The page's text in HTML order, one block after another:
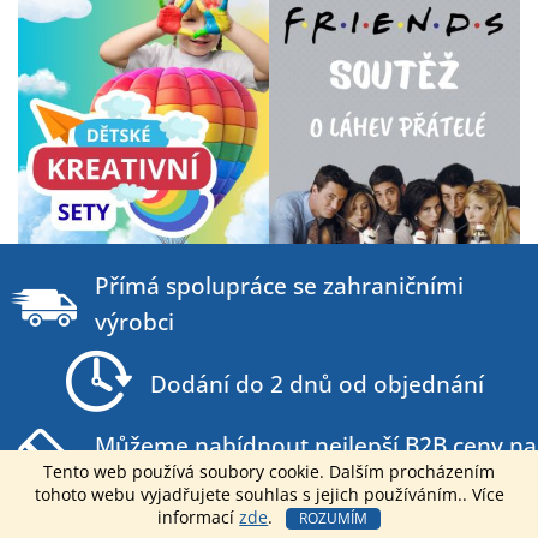
Tento web používá soubory cookie. Dalším procházením
tohoto webu vyjadřujete souhlas s jejich používáním.. Více
informacízde. ROZUMÍM
p
Přímá spolupráce se zahraničními
výrobci
Dodání do 2 dnů od objednání
Můžeme nabídnout nejlepší B2B ceny na
trhu